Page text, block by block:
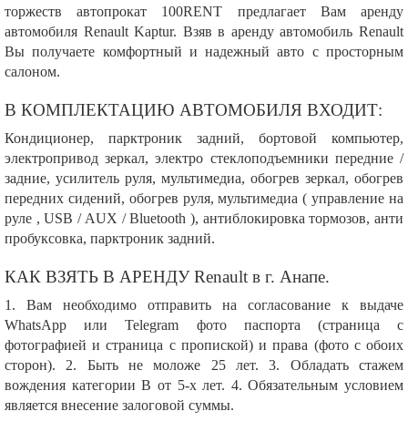
торжеств автопрокат 100RENT предлагает Вам аренду
автомобиля Renault Kaptur. Взяв в аренду автомобиль Renault
Вы получаете комфортный и надежный авто с просторным
салоном.
В КОМПЛЕКТАЦИЮ АВТОМОБИЛЯ ВХОДИТ:
Кондиционер, парктроник задний, бортовой компьютер,
электропривод зеркал, электро стеклоподъемники передние /
задние, усилитель руля, мультимедиа, обогрев зеркал, обогрев
передних сидений, обогрев руля, мультимедиа ( управление на
руле , USB / AUX / Bluetooth ), антиблокировка тормозов, анти
пробуксовка, парктроник задний.
КАК ВЗЯТЬ В АРЕНДУ Renault в г. Анапе.
1. Вам необходимо отправить на согласование к выдаче
WhatsApp или Telegram фото паспорта (страница с
фотографией и страница с пропиской) и права (фото с обоих
сторон). 2. Быть не моложе 25 лет. 3. Обладать стажем
вождения категории В от 5-х лет. 4. Обязательным условием
является внесение залоговой суммы.